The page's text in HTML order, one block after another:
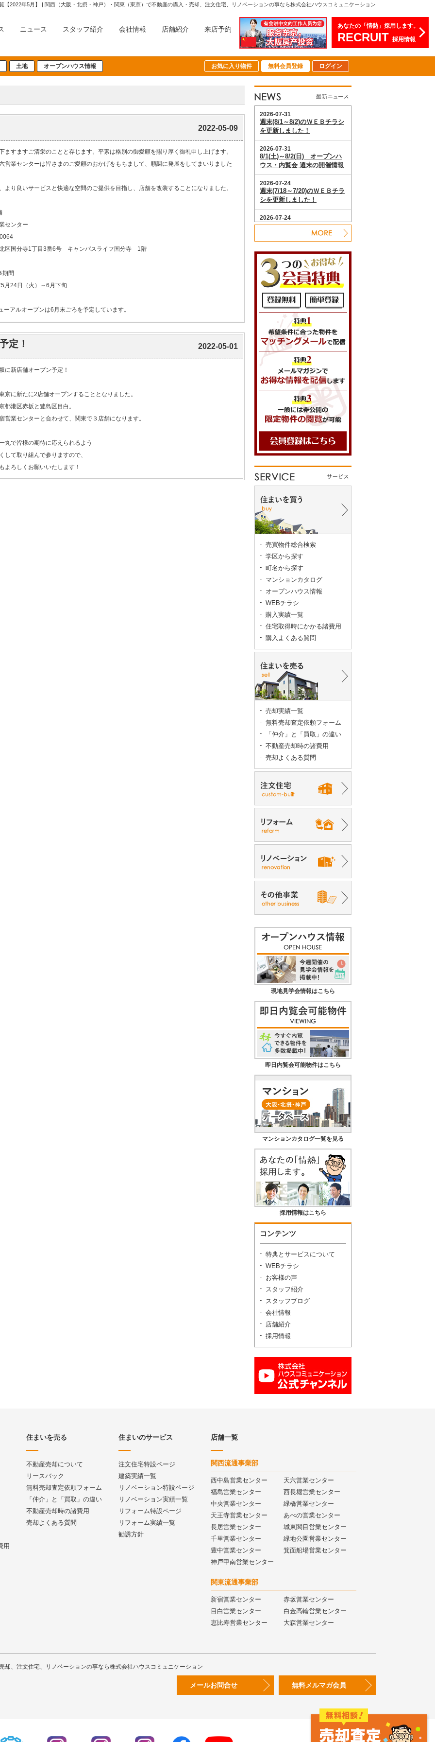
【2022年5月】 | 関西（大阪・北摂・神戸）・関東（東京）で不動産の購入・売却、注文住宅、リノベーションの事なら株式会社ハウスコミュニケーション
ニュース スタッフ紹介 会社情報 店舗紹介 来店予約 あなたの「情熱」採用します。
RECRUIT 採用情報
土地 オープンハウス情報 お気に入り物件 無料会員登録 ログイン
2022-05-09
すますご清栄のことと存じます。平素は格別の御愛顧を賜り厚く御礼申し上げます。
営業センターは皆さまのご愛顧のおかげをもちまして、順調に発展をしてまいりました
より良いサービスと快適な空間のご提供を目指し、店舗を改装することになりました。
センター
区国分寺1丁目3番6号 キャンパスライフ国分寺 1階
期間
月24日（火）～6月下旬
アルオープンは6月末ごろを予定しています。
定！ 2022-05-01
に新店舗オープン予定！
京に新たに2店舗オープンすることとなりました。
都港区赤坂と豊島区目白。
営業センターと合わせて、関東で３店舗になります。
丸で皆様の期待に応えられるよう
して取り組んで参りますので、
よろしくお願いいたします！
売買物件総合検索
学区から探す
町名から探す
マンションカタログ
オープンハウス情報
WEBチラシ
購入実績一覧
住宅取得時にかかる諸費用
購入よくある質問
売却実績一覧
無料売却査定依頼フォーム
「仲介」と「買取」の違い
不動産売却時の諸費用
売却よくある質問
現地見学会情報はこちら
即日内覧会可能物件はこちら
マンションカタログ一覧を見る
採用情報はこちら
コンテンツ
特典とサービスについて
WEBチラシ
お客様の声
スタッフ紹介
スタッフブログ
会社情報
店舗紹介
採用情報
用
住まいを売る
不動産売却について
リースバック
無料売却査定依頼フォーム
「仲介」と「買取」の違い
不動産売却時の諸費用
売却よくある質問
住まいのサービス
注文住宅特設ページ
建築実績一覧
リノベーション特設ページ
リノベーション実績一覧
リフォーム特設ページ
リフォーム実績一覧
勧誘方針
店舗一覧
関西流通事業部
西中島営業センター
天六営業センター
福島営業センター
西長堀営業センター
中央営業センター
緑橋営業センター
天王寺営業センター
あべの営業センター
長居営業センター
城東関目営業センター
千里営業センター
緑地公園営業センター
豊中営業センター
箕面船場営業センター
神戸甲南営業センター
関東流通事業部
新宿営業センター
赤坂営業センター
目白営業センター
白金高輪営業センター
恵比寿営業センター
大森営業センター
、注文住宅、リノベーションの事なら株式会社ハウスコミュニケーション
メールお問合せ 無料メルマガ会員